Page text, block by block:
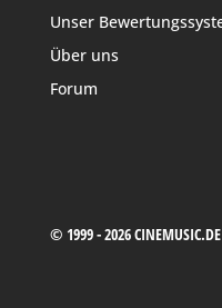
Unser
Über uns
Forum
© 1999 - 2026 CINEMUSIC.DE